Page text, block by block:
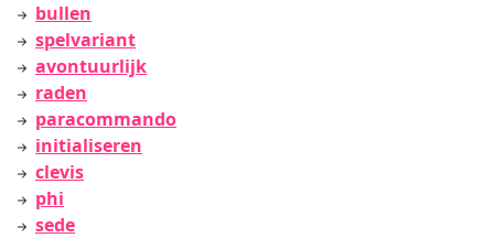
bullen
spelvariant
avontuurlijk
raden
paracommando
initialiseren
clevis
phi
sede